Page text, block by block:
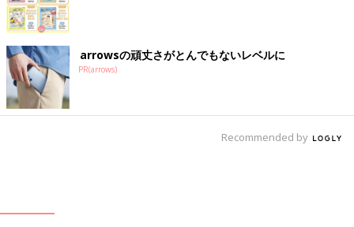
arrowsの頑丈さがとんでもないレベルに
PR(arrows)
Recommended by